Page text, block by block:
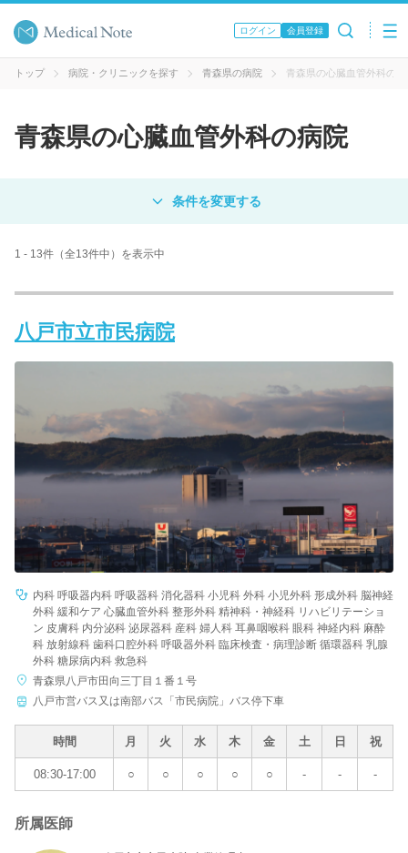
ログイン 会員登録
トップ 病院・クリニックを探す 青森県の病院 青森県の心臓血管外科の病
青森県の心臓血管外科の病院
病院 クリニック
病名 / 診療科目
病院名
条件を変更する
1 - 13件（全13件中）を表示中
八戸市立市民病院
内科 呼吸器内科 呼吸器科 消化器科 小児科 外科 小児外科 形成外科 脳神経
外科 緩和ケア 心臓血管外科 整形外科 精神科・神経科 リハビリテーショ
ン 皮膚科 内分泌科 泌尿器科 産科 婦人科 耳鼻咽喉科 眼科 神経内科 麻酔
科 放射線科 歯科口腔外科 呼吸器外科 臨床検査・病理診断 循環器科 乳腺
外科 糖尿病内科 救急科
青森県八戸市田向三丁目１番１号
八戸市営バス又は南部バス「市民病院」バス停下車
時間 月 火 水 木 金 土 日 祝
08:30-17:00 ○ ○ ○ ○ ○ - - -
所属医師